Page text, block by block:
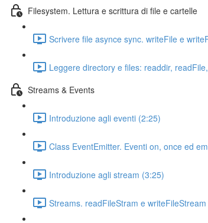
Filesystem. Lettura e scrittura di file e cartelle
Scrivere file asynce sync. writeFile e
Leggere directory e files: readdir,
Streams & Events
Introduzione agli eventi (2:25)
Class EventEmitter. Eventi on, once ed
Introduzione agli stream (3:25)
Streams. readFileStram e